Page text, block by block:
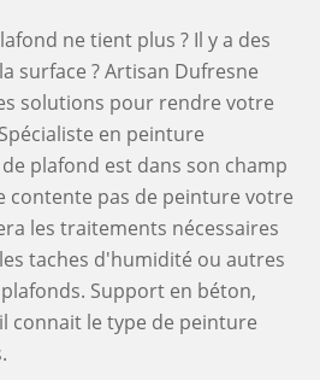
ne tient plus ? Il y a des
surface ? Artisan Dufresne
solutions pour rendre votre
en peinture
plafond est dans son champ
contente pas de peinture votre
les traitements nécessaires
taches d'humidité ou autres
Support en béton,
connait le type de peinture